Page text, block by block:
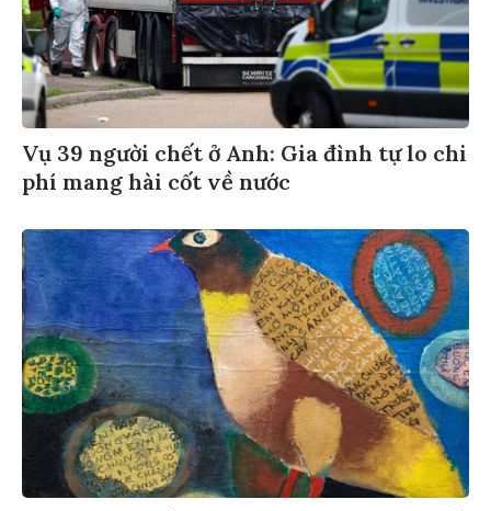
Vụ 39 người chết ở Anh: Gia đình tự lo chi
phí mang hài cốt về nước